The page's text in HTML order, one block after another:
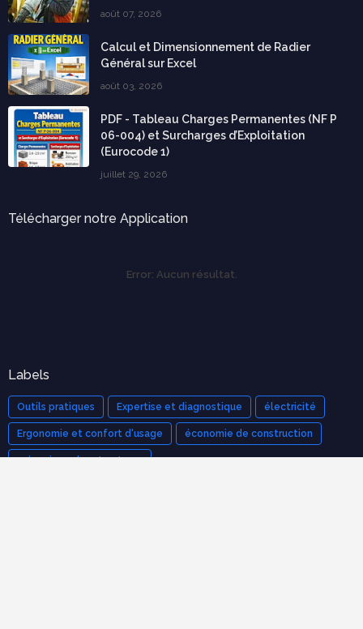
août 07, 2026
Calcul et Dimensionnement de Radier
Général sur Excel
août 03, 2026
PDF - Tableau Charges Permanentes (NF P
06-004) et Surcharges d’Exploitation
(Eurocode 1)
juillet 29, 2026
Télécharger notre Application
Error: Aucun résultat.
Labels
Outils pratiques Expertise et diagnostique électricité
Ergonomie et confort d'usage économie de construction
mécanique des structures